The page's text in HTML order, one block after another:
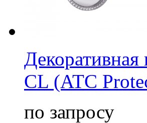
Декоративная
CL (ATC
по запросу